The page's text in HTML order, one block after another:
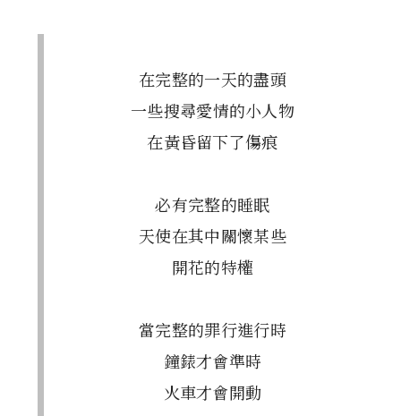
在完整的一天的盡頭
一些搜尋愛情的小人物
在黃昏留下了傷痕
必有完整的睡眠
天使在其中關懷某些
開花的特權
當完整的罪行進行時
鐘錶才會準時
火車才會開動